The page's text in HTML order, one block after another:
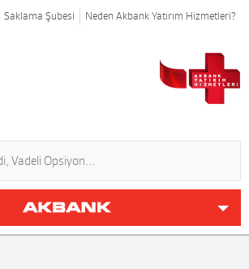
Saklama Şubesi Neden Akbank Yatırım Hizmetleri?